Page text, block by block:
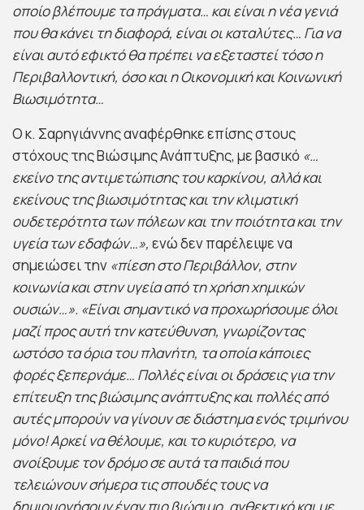
οποίο βλέπουμε τα πράγματα… και είναι η νέα γενιά
που θα κάνει τη διαφορά, είναι οι καταλύτες… Για να
είναι αυτό εφικτό θα πρέπει να εξεταστεί τόσο η
Περιβαλλοντική, όσο και η Οικονομική και Κοινωνική
Βιωσιμότητα…
Ο κ. Σαρηγιάννης αναφέρθηκε επίσης στους
στόχους της Βιώσιμης Ανάπτυξης, με βασικό «…
εκείνο της αντιμετώπισης του καρκίνου, αλλά και
εκείνους της βιωσιμότητας και την κλιματική
ουδετερότητα των πόλεων και την ποιότητα και την
υγεία των εδαφών…», ενώ δεν παρέλειψε να
σημειώσει την «πίεση στο Περιβάλλον, στην
κοινωνία και στην υγεία από τη χρήση χημικών
ουσιών…». «Είναι σημαντικό να προχωρήσουμε όλοι
μαζί προς αυτή την κατεύθυνση, γνωρίζοντας
ωστόσο τα όρια του πλανήτη, τα οποία κάποιες
φορές ξεπερνάμε… Πολλές είναι οι δράσεις για την
επίτευξη της βιώσιμης ανάπτυξης και πολλές από
αυτές μπορούν να γίνουν σε διάστημα ενός τριμήνου
μόνο! Αρκεί να θέλουμε, και το κυριότερο, να
ανοίξουμε τον δρόμο σε αυτά τα παιδιά που
τελειώνουν σήμερα τις σπουδές τους να
δημιουργήσουν έναν πιο βιώσιμο, ανθεκτικό και με